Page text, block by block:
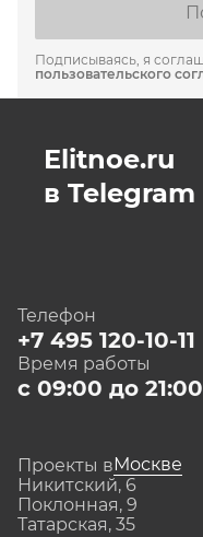
Подписываясь, я
пользовательского
Elitnoe.ru
в Telegram
Телефон
+7 495 120-10-11
Время работы
с 09:00 до 21:00
Проекты вМоскве
Никитский, 6
Поклонная, 9
Татарская, 35